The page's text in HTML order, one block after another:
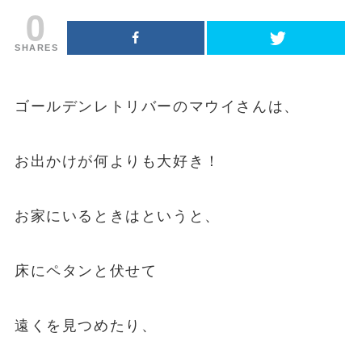
0
SHARES
ゴールデンレトリバーのマウイさんは、
お出かけが何よりも大好き！
お家にいるときはというと、
床にペタンと伏せて
遠くを見つめたり、